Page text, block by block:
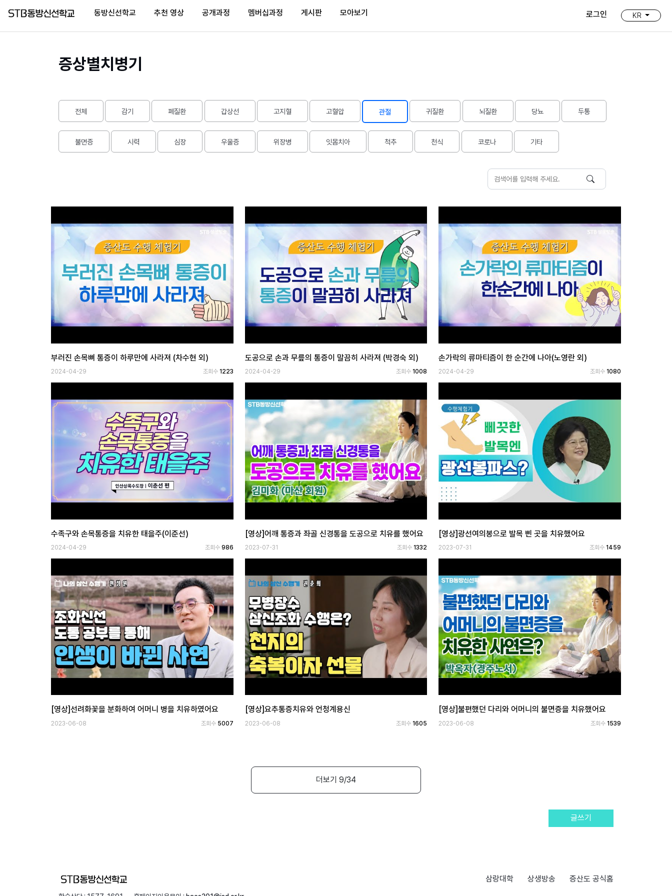
(current)
동방신선학교 추천 영상 공개과정 멤버십과정 게시판 모아보기 로그인 KR
증상별치병기
전체 감기 폐질환 갑상선 고지혈 고혈압 관절 귀질환 뇌질환 당뇨 두통
불면증 시력 심장 우울증 위장병 잇몸치아 척추 천식 코로나 기타
부러진 손목뼈 통증이 하루만에 사라져 (차수현 외)
2024-04-29 조회수 1223
도공으로 손과 무릎의 통증이 말끔히 사라져 (박경숙 외)
2024-04-29 조회수1008
손가락의 류마티즘이 한 순간에 나아(노영란 외)
2024-04-29 조회수 1080
수족구와 손목통증을 치유한 태을주(이준선)
2024-04-29 조회수 986
[영상]어깨 통증과 좌골 신경통을 도공으로 치유를 했어요
2023-07-31 조회수1332
[영상]광선여의봉으로 발목 삔 곳을 치유했어요
2023-07-31 조회수 1459
[영상]선려화꽃을 분화하여 어머니 병을 치유하였어요
2023-06-08 조회수 5007
[영상]요추통증치유와 언청계용신
2023-06-08 조회수1605
[영상]불편했던 다리와 어머니의 불면증을 치유했어요
2023-06-08 조회수 1539
더보기 9/34
글쓰기
삼랑대학 상생방송 증산도 공식홈